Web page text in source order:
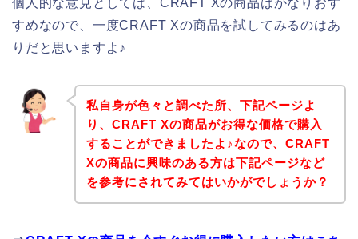
すめなので、一度CRAFT Xの商品を試してみるのはあ
りだと思いますよ♪
私自身が色々と調べた所、下記ページよ
り、CRAFT Xの商品がお得な価格で購入
することができましたよ♪なので、CRAFT
Xの商品に興味のある方は下記ページなど
を参考にされてみてはいかがでしょうか？